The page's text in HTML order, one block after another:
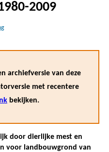
2009
archiefversie van deze
met recentere
bekijken.
door dierlijke mest en
voor landbouwgrond van